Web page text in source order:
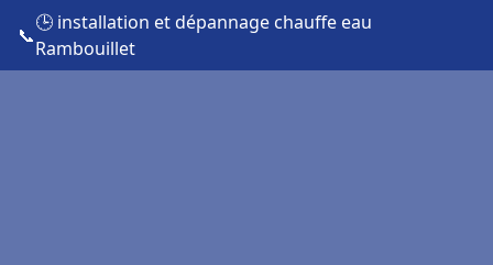
📞
🕒 installation et dépannage chauffe eau
Rambouillet